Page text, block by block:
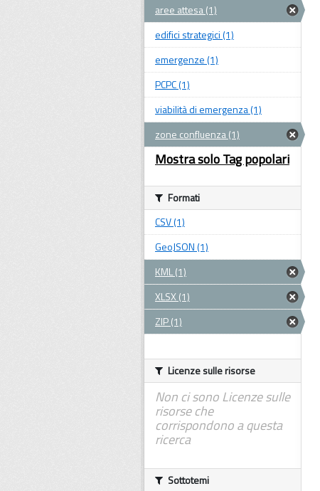
aree attesa (1)
edifici strategici (1)
emergenze (1)
PCPC (1)
viabilità di emergenza (1)
zone confluenza (1)
Mostra solo Tag popolari
Formati
CSV (1)
GeoJSON (1)
KML (1)
XLSX (1)
ZIP (1)
Licenze sulle risorse
Non ci sono Licenze sulle
risorse che
corrispondono a questa
ricerca
Sottotemi